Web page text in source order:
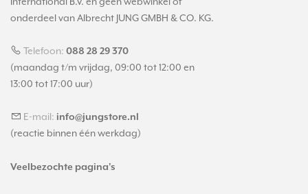
onderdeel van Albrecht JUNG GMBH & CO. KG.
Telefoon: 088 28 29 370
(maandag t/m vrijdag, 09:00 tot 12:00 en
13:00 tot 17:00 uur)
E-mail: info@jungstore.nl
(reactie binnen één werkdag)
Veelbezochte pagina's